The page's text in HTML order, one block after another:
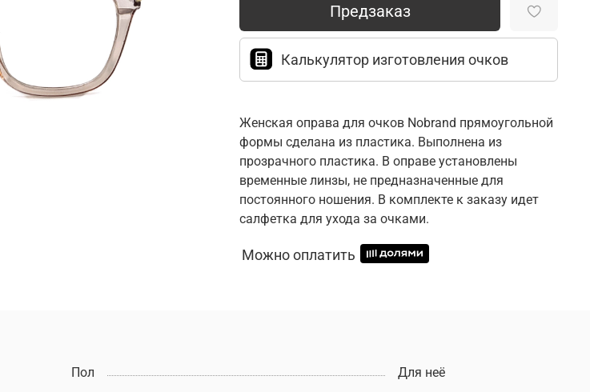
Предзаказ
Калькулятор изготовления очков
Женская оправа для очков Nobrand прямоугольной
формы сделана из пластика. Выполнена из
прозрачного пластика. В оправе установлены
временные линзы, не предназначенные для
постоянного ношения. В комплекте к заказу идет
салфетка для ухода за очками.
Можно оплатить
Пол Для неё